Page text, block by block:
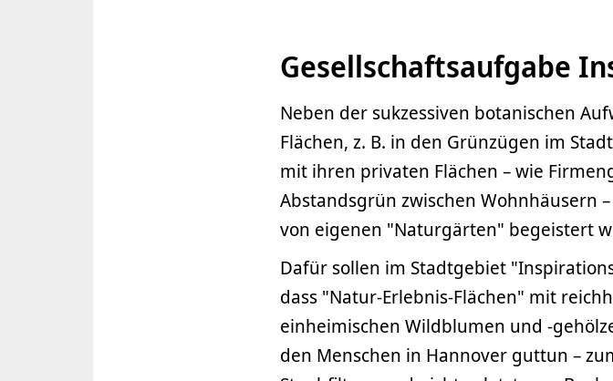
Gesellschaftsaufgabe
Neben der sukzessiven botanischen
Flächen, z. B. in den Grünzügen im
mit ihren privaten Flächen – wie
Abstandsgrün zwischen Wohnhäusern
von eigenen "Naturgärten" begeistert
Dafür sollen im Stadtgebiet
dass "Natur-Erlebnis-Flächen" mit
einheimischen Wildblumen und -
den Menschen in Hannover guttun –